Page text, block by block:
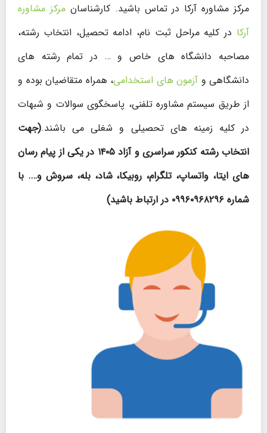
مرکز مشاوره آرکا در تماس باشید. کارشناسانمرکز مشاوره
آرکا در کلیه مراحل ثبت نام، ادامه تحصیل، انتخاب رشته،
مصاحبه دانشگاه های خاص و … در تمام رشته های
دانشگاهی و آزمون های استخدامی، همراه متقاضیان بوده و
از طریق سیستم مشاوره تلفنی، پاسخگوی سوالات و شبهات
در کلیه زمینه های تحصیلی و شغلی می باشند.(جهت
انتخاب رشته کنکور سراسری و آزاد ۱۴۰۵ در یکی از پیام رسان
های ایتا، واتساپ، تلگرام، روبیکا، شاد، بله، سروش و…. با
شماره ۰۹۹۶۰۹۶۸۲۹۶ در ارتباط باشید
)